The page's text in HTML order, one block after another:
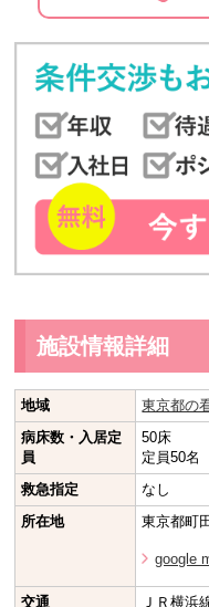
施設情報詳細
地域
東京都の
病床数・入居定
員
50床
定員50名
救急指定
なし
所在地
東京都町
google
交通 ＪＲ横